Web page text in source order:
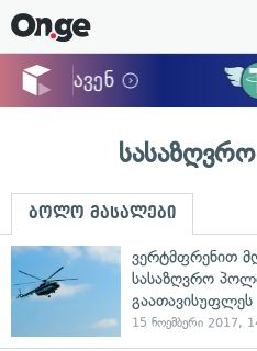
ბოლო მასალები
ვერტმფრენით
სასაზღვრო
გაათავისუფლეს
15 ნოემბერი 2017,